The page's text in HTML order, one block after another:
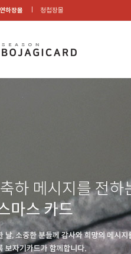
하장몰 청첩장몰